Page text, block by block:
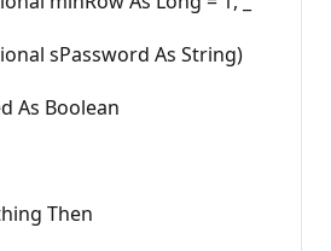
As String)
As Boolean
Then